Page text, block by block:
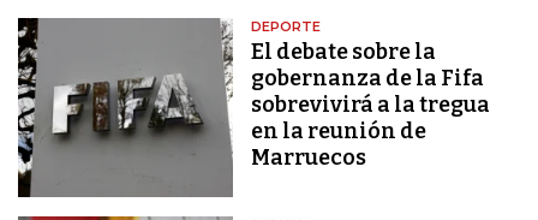
DEPORTE
El debate sobre la
gobernanza de la Fifa
sobrevivirá a la tregua
en la reunión de
Marruecos